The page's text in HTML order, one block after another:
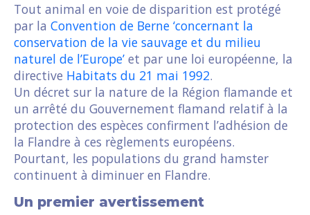
Tout animal en voie de disparition est protégé
par la Convention de Berne ‘concernant la
conservation de la vie sauvage et du milieu
naturel de l’Europe’ et par une loi européenne, la
directive Habitats du 21 mai 1992.
Un décret sur la nature de la Région flamande et
un arrêté du Gouvernement flamand relatif à la
protection des espèces confirment l’adhésion de
la Flandre à ces règlements européens.
Pourtant, les populations du grand hamster
continuent à diminuer en Flandre.
Un premier avertissement